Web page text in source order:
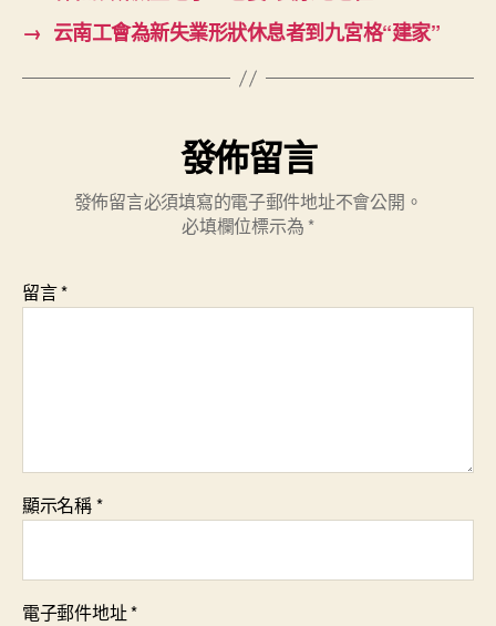
→ 云南工會為新失業形狀休息者到九宮格“建家”
發佈留言
發佈留言必須填寫的電子郵件地址不會公開。
必填欄位標示為 *
留言*
顯示名稱*
電子郵件地址*